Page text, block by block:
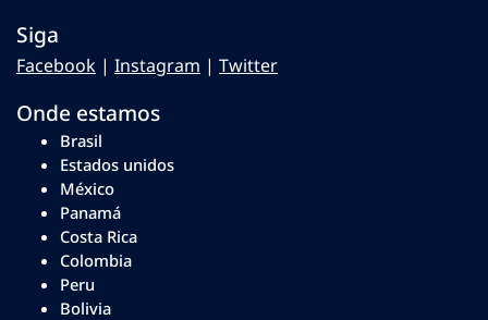
Siga
Facebook | Instagram | Twitter
Onde estamos
Brasil
Estados unidos
México
Panamá
Costa Rica
Colombia
Peru
Bolivia